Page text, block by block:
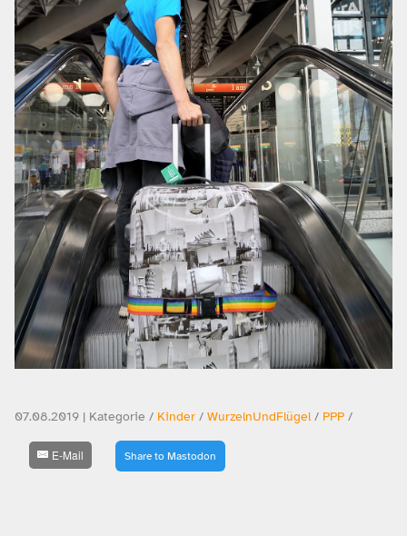
07.08.2019 | Kategorie / Kinder / WurzelnUndFlügel/ PPP /
E-Mail Share to Mastodon